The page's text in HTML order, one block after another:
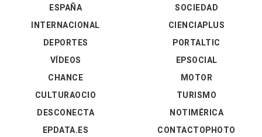
ESPAÑA
INTERNACIONAL
DEPORTES
VÍDEOS
SOCIEDAD
CIENCIAPLUS
PORTALTIC
EPSOCIAL
CHANCE
CULTURAOCIO
DESCONECTA
EPDATA.ES
MOTOR
TURISMO
NOTIMÉRICA
CONTACTOPHOTO